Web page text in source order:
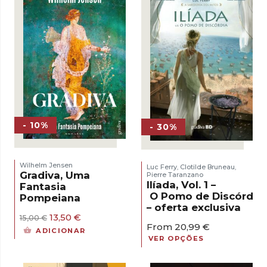
- 10%
Wilhelm Jensen
Gradiva, Uma
Fantasia
Pompeiana
15,00€ O
preço
original
13,50 €
preço
atual
ADICIONAR
- 30%
Luc Ferry, Clotilde Bruneau
Pierre Taranzano
Ilíada, Vol. 1 –
O Pomo de Discórdia
– oferta exclusiva
From 20,99 €
VER OPÇÕES